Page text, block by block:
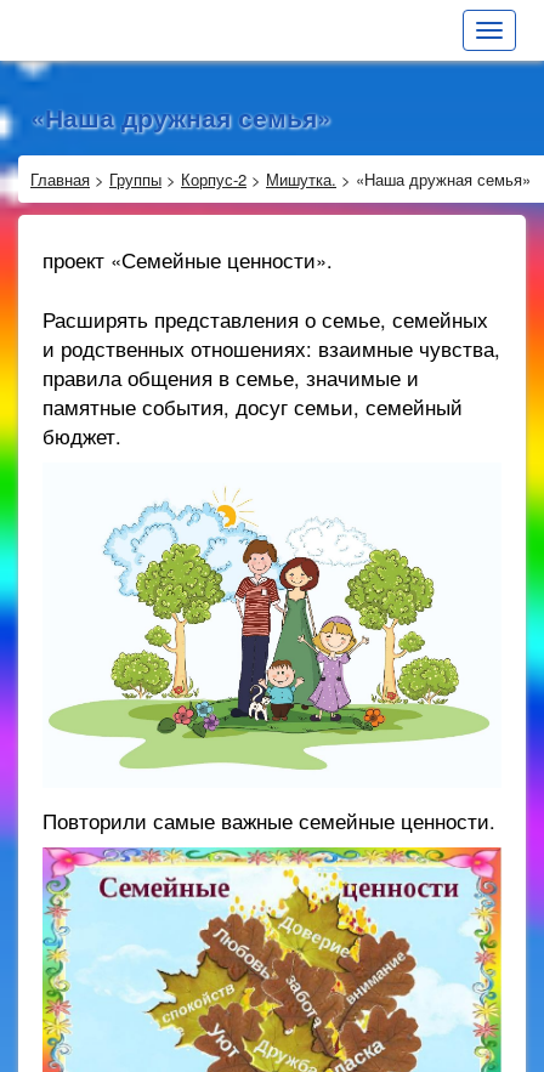
Toggle
«Наша дружная семья»
Главная > Группы > Корпус-2 > Мишутка. > «Наша дружная семья»
проект «Семейные ценности».
Расширять представления о семье, семейных
и родственных отношениях: взаимные чувства,
правила общения в семье, значимые и
памятные события, досуг семьи, семейный
бюджет.
Повторили самые важные семейные ценности.